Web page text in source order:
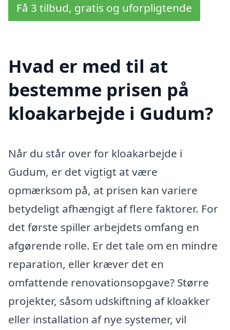
Få 3 tilbud, gratis og uforpligtende
Hvad er med til at
bestemme prisen på
kloakarbejde i Gudum?
Når du står over for kloakarbejde i
Gudum, er det vigtigt at være
opmærksom på, at prisen kan variere
betydeligt afhængigt af flere faktorer. For
det første spiller arbejdets omfang en
afgørende rolle. Er det tale om en mindre
reparation, eller kræver det en
omfattende renovationsopgave? Større
projekter, såsom udskiftning af kloakker
eller installation af nye systemer, vil